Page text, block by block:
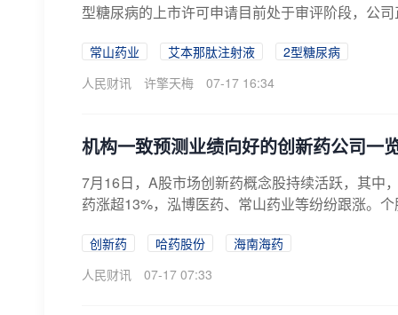
型糖尿病的上市许可申请目前处于审评阶段，公
常山药业 艾本那肽注射液
2型糖尿病
人民财讯
许擎天梅 07-17 16:34
机构一致预测业绩向好的创新药公司一
7月16日，A股市场创新药概念股持续活跃，其中
药涨超13%，泓博医药、常山药业等纷纷跟涨。
创新药 哈药股份
海南海药
人民财讯
07-17 07:33